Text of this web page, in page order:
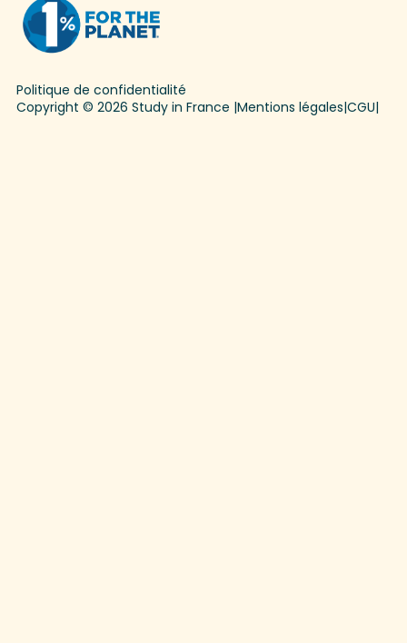
Copyright © 2026 Study in France |Mentions légales|CGU|
Politique de confidentialité